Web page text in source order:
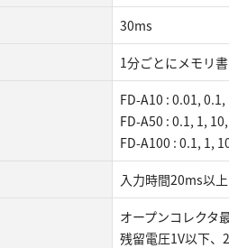
30ms
1分ごとにメモリ
FD-A10 : 0.01,
FD-A50 : 0.1, 1,
FD-A100 : 0.1, 1,
入力時間20ms以
オープンコレクタ
残留電圧1V以下、